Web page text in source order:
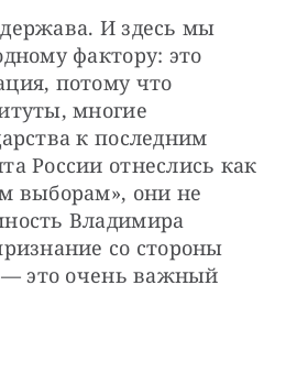
И здесь мы
фактору: это
потому что
многие
к последним
России отнеслись как
выборам», они не
Владимира
со стороны
— это очень важный